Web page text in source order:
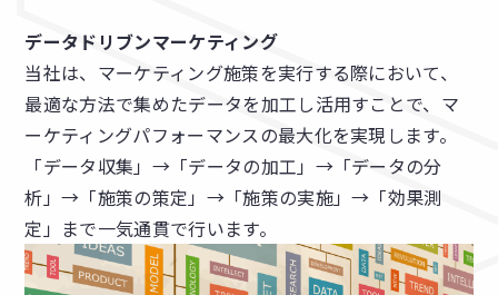
データドリブンマーケティング
当社は、マーケティング施策を実行する際において、
最適な方法で集めたデータを加工し活用すことで、マ
ーケティングパフォーマンスの最大化を実現します。
「データ収集」→「データの加工」→「データの分
析」→「施策の策定」→「施策の実施」→「効果測
定」まで一気通貫で行います。